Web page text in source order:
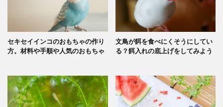
セキセイインコのおもちゃの作り
方。材料や手順や人気のおもちゃ
文鳥が餌を食べにくそうにしてい
る？餌入れの底上げをしてみよう